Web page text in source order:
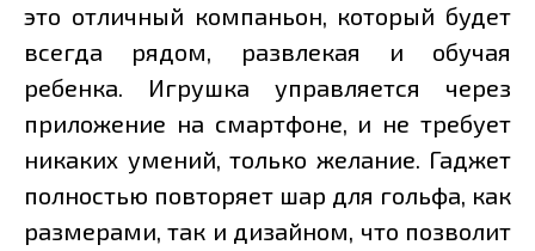
это отличный компаньон, который будет
всегда рядом, развлекая и обучая
ребенка. Игрушка управляется через
приложение на смартфоне, и не требует
никаких умений, только желание. Гаджет
полностью повторяет шар для гольфа, как
размерами, так и дизайном, что позволит